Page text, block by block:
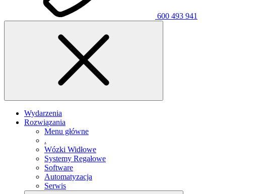
600 493 941
Wydarzenia
Rozwiązania
Menu główne
.
Wózki Widłowe
Systemy Regałowe
Software
Automatyzacja
Serwis